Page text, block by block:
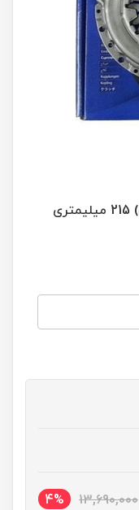
کیت کلاچ(دیسک و صفحه و بلبرینگ) 215 میلیمتری
13,690,000
4%